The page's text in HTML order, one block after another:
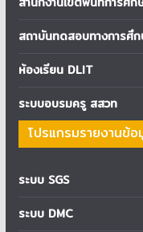
สถาบันทดสอบทางการศึ
ห้องเรียน DLIT
ระบบอบรมครู สสวท
โปรแกรมรายงานข้อ
ระบบ SGS
ระบบ DMC